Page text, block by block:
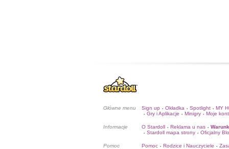
Główne menu Sign up • Okładka • Spotlight • MY
• Gry i Aplikacje • Minigry • Moje
Informacje O Stardoll • Reklama u nas •
• Stardoll mapa strony • Oficjalny
Pomoc Pomoc • Rodzice i Nauczyciele •